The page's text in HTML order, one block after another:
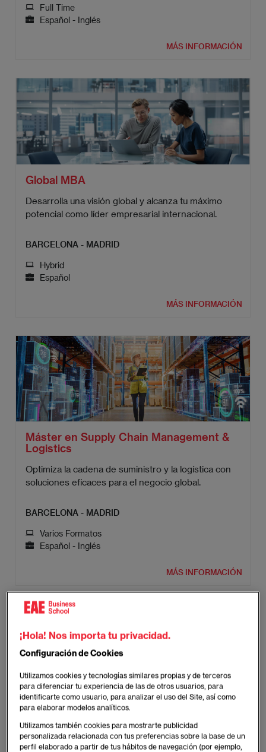
Full Time
Español - Inglés
MÁS INFORMACIÓN
Global MBA
Desarrolla una visión global y alcanza tu máximo
potencial como líder empresarial internacional.
BARCELONA - MADRID
Hybrid
Español
MÁS INFORMACIÓN
Máster en Supply Chain Management &
Logistics
Optimiza la cadena de suministro y la logística con
soluciones eficaces para el negocio global.
BARCELONA - MADRID
Varios Formatos
Español - Inglés
MÁS INFORMACIÓN
Máster en Project Management
Gestiona proyectos con éxito, liderando equipos y
recursos para alcanzar objetivos de alto impacto.
¡Hola! Nos importa tu privacidad.
Configuración de Cookies
Utilizamos cookies y tecnologías similares propias y de terceros
para diferenciar tu experiencia de las de otros usuarios, para
identificarte como usuario, para analizar el uso del Site, así como
para elaborar modelos analíticos.
Utilizamos también cookies para mostrarte publicidad
personalizada relacionada con tus preferencias sobre la base de un
perfil elaborado a partir de tus hábitos de navegación (por ejemplo,